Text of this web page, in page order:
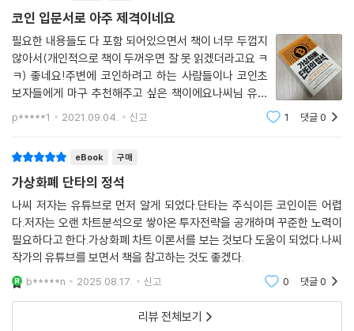
-매매 기법을 배우고 나서는 이제 코인이 떨어져도 떨리지 않습니다. 떨어
져서 고민인 날보다 계속 올라서 언제 팔까 고민인 날이 많아요. -단*
-빠른 손절을 배웠습니다. 15% 손실이 떠도 빠르게 탈출할 수 있습니다.
메꾸고도 남을 만큼 금세 이익을 내는 것은 물론이고요. -류*
고 있습니다. 안정적이고 실용적인 매매 기법을 공유해 주어 감사합니다. -
방***
코인 입문서로 아주 제격이네요
필요한 내용들도 다 포함 되어있으면서 책이 너무 두껍지
않아서(개인적으로 책이 두꺼우면 잘 못 읽겠더라고요 ㅋ
ㅋ) 좋네요!주변에 코인하려고 하는 사람들이나 코인초
보자들에게 마구 추천해주고 싶은 책이에요나씨님 유튜
브 영상이 많아서 다 보기 힘든 분들께선 이 책을 구매하
셔서 먼저 정독하신 후 자세하게 알고싶은 부분만 유튜브
p*****1 2021.09.04. 신고 1 댓글0
eBook 구매
가상화폐 단타의 정석
나씨 저자는 유튜브로 먼저 알게 되었다.단타는 주식이든 코인이든 어렵
다.저자는 오랜 차트분석으로 쌓아온 투자전략을 공개하며 꾸준한 노력이
필요하다고 한다.가상화폐 차트 이론서를 보는 것보다 도움이 되었다.나씨
작가의 유튜브를 보면서 책을 참고하는 것도 좋겠다.
b*****n 2025.08.17. 신고 0 댓글0
리뷰 전체보기